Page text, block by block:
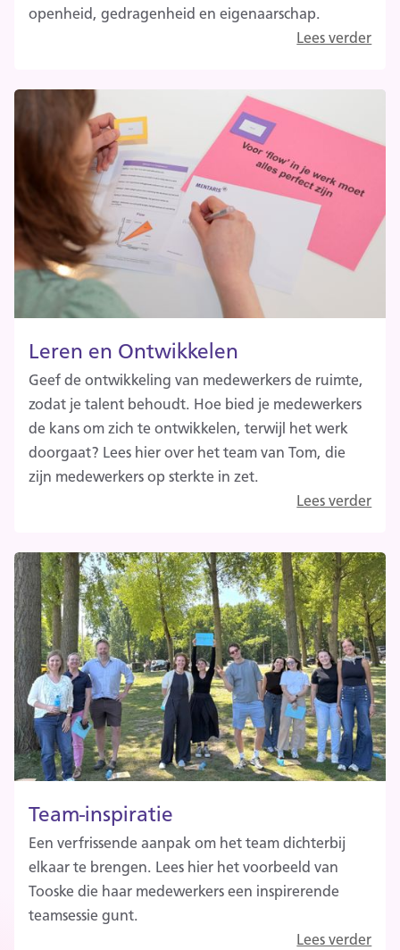
openheid, gedragenheid en eigenaarschap.
Lees verder
Leren en Ontwikkelen
Geef de ontwikkeling van medewerkers de ruimte,
zodat je talent behoudt. Hoe bied je medewerkers
de kans om zich te ontwikkelen, terwijl het werk
doorgaat? Lees hier over het team van Tom, die
zijn medewerkers op sterkte in zet.
Lees verder
Team-inspiratie
Een verfrissende aanpak om het team dichterbij
elkaar te brengen. Lees hier het voorbeeld van
Tooske die haar medewerkers een inspirerende
teamsessie gunt.
Lees verder